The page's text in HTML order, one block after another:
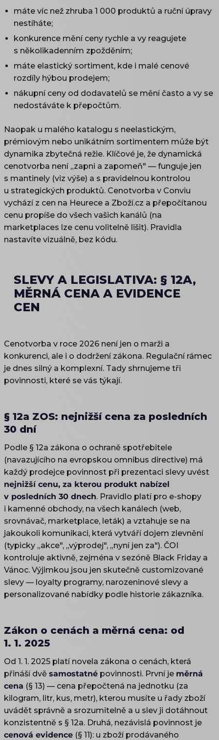
máte víc než zhruba 1 000 produktů a ruční úpravy
nestíháte;
konkurence mění ceny rychle a vy reagujete
s několikadenním zpožděním;
máte elastický sortiment, kde i malé cenové
rozdíly hýbou prodejem;
nákupní ceny od dodavatelů se mění často a vy se
nedostáváte k přepočtům.
Naopak u malého katalogu s neelastickým,
prémiovým nebo unikátním sortimentem může být
dynamika zbytečná režie. Klíčové je, že dynamická
cenotvorba není „zapni a zapomeň" — funguje jen
s mantinely (viz výše) a s pravidelnou kontrolou
u strategických produktů. Cenotvorba v Conviu
vychází z cen na Heurece a Zboží.cz a přepočítanou
cenu propíše do všech vašich kanálů (na
marketplaces lze cenu volitelně lišit). Pravidla
nastavíte vizuálně, bez kódu.
SLEVY A LEGISLATIVA: § 12A,
MĚRNÁ CENA A EVIDENCE
CEN
Cenotvorba v roce 2026 není jen o marži a
konkurenci, ale i o dodržení zákona. Regulační rámec
je dnes silný a komplexní. Tady shrnujeme tři
povinnosti, které se vás týkají.
§ 12a ZOS: nejnižší cena za posledních
30 dní
Podle § 12a zákona o ochraně spotřebitele
(navazujícího na evropskou omnibus directive) má
každý prodejce povinnost při prezentaci slevy uvést
nejnižší cenu, za kterou produkt nabízel
v posledních 30 dnech. Pravidlo platí pro e-shopy
i kamenné obchody, na všech kanálech (web,
srovnávač, marketplace, leták) a vztahuje se na
jakoukoli komunikaci, která vytváří dojem zlevnění
(typicky „akce", „výprodej", „nyní jen za"). ČOI
kontroluje aktivně, zejména v sezóně Black Friday a
Vánoc. Výjimkou jsou jen skutečně customizované
slevy — loyalty programy, narozeninové slevy a
personalizované nabídky podle historie zákazníka.
Zákon o cenách a měrná cena: od
1. 1. 2025
Od 1. 1. 2025 platí novela zákona o cenách, která
přináší dvě samostatné povinnosti. První je měrná
cena (§ 13) — cena přepočtená na jednotku (za
kilogram, litr, kus, metr), kterou musíte u řady zboží
uvádět správně a srozumitelně a u slev ji dotáhnout
konzistentně s § 12a. Druhá, nezávislá povinnost je
cenová evidence (§ 11): u zboží prodávaného